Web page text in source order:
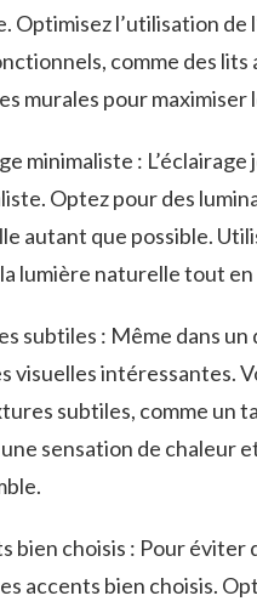
Optimisez ⁢l’utilisation de
‍comme des lits
murales pour ‍maximiser
minimaliste :
Optez pour des
autant que possible.
lumière naturelle tout
⁣subtiles ​: Même dans
visuelles intéressantes.
subtiles, comme⁢ un
sensation ⁤de ⁤chaleur
bien choisis : Pour‌ éviter⁤
accents bien choisis.⁤